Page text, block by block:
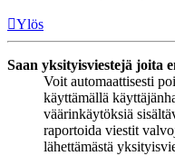
Ylös
Saan yksityisviestejä joita
Voit automaattisesti
käyttämällä
väärinkäytöksiä
raportoida viestit
lähettämästä